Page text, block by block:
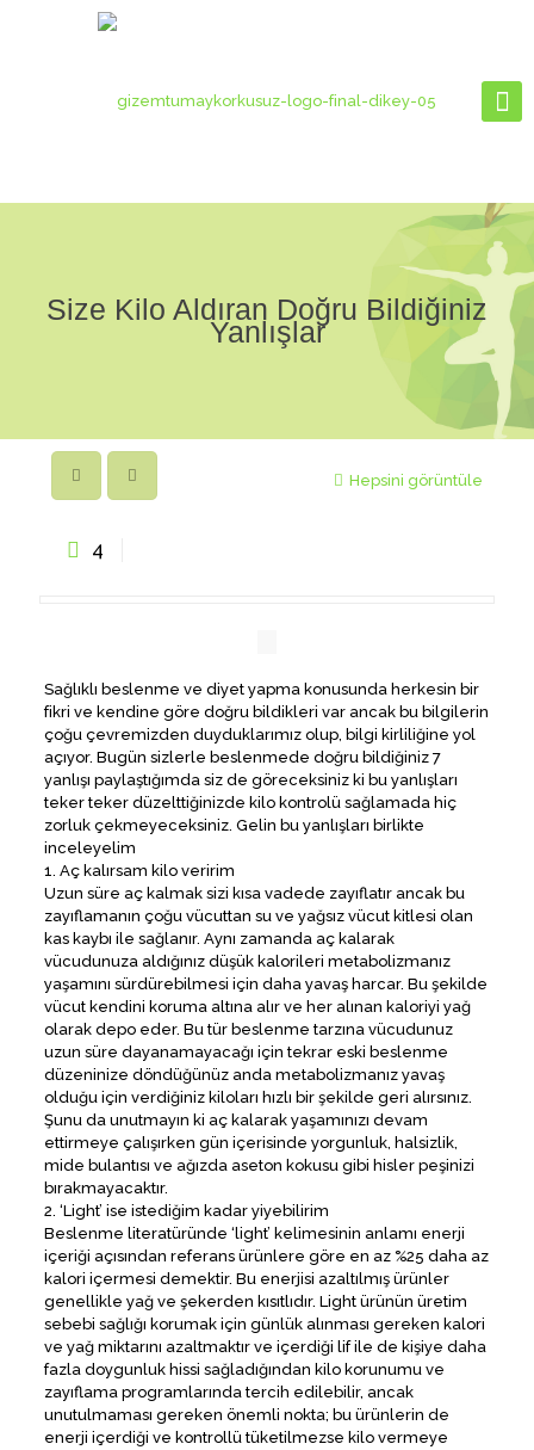
Size Kilo Aldıran Doğru Bildiğiniz
Yanlışlar
Hepsini görüntüle
4
Sağlıklı beslenme ve diyet yapma konusunda herkesin bir
fikri ve kendine göre doğru bildikleri var ancak bu bilgilerin
çoğu çevremizden duyduklarımız olup, bilgi kirliliğine yol
açıyor. Bugün sizlerle beslenmede doğru bildiğiniz 7
yanlışı paylaştığımda siz de göreceksiniz ki bu yanlışları
teker teker düzelttiğinizde kilo kontrolü sağlamada hiç
zorluk çekmeyeceksiniz. Gelin bu yanlışları birlikte
inceleyelim
1. Aç kalırsam kilo veririm
Uzun süre aç kalmak sizi kısa vadede zayıflatır ancak bu
zayıflamanın çoğu vücuttan su ve yağsız vücut kitlesi olan
kas kaybı ile sağlanır. Aynı zamanda aç kalarak
vücudunuza aldığınız düşük kalorileri metabolizmanız
yaşamını sürdürebilmesi için daha yavaş harcar. Bu şekilde
vücut kendini koruma altına alır ve her alınan kaloriyi yağ
olarak depo eder. Bu tür beslenme tarzına vücudunuz
uzun süre dayanamayacağı için tekrar eski beslenme
düzeninize döndüğünüz anda metabolizmanız yavaş
olduğu için verdiğiniz kiloları hızlı bir şekilde geri alırsınız.
Şunu da unutmayın ki aç kalarak yaşamınızı devam
ettirmeye çalışırken gün içerisinde yorgunluk, halsizlik,
mide bulantısı ve ağızda aseton kokusu gibi hisler peşinizi
bırakmayacaktır.
2. ‘Light’ ise istediğim kadar yiyebilirim
Beslenme literatüründe ‘light’ kelimesinin anlamı enerji
içeriği açısından referans ürünlere göre en az %25 daha az
kalori içermesi demektir. Bu enerjisi azaltılmış ürünler
genellikle yağ ve şekerden kısıtlıdır. Light ürünün üretim
sebebi sağlığı korumak için günlük alınması gereken kalori
ve yağ miktarını azaltmaktır ve içerdiği lif ile de kişiye daha
fazla doygunluk hissi sağladığından kilo korunumu ve
zayıflama programlarında tercih edilebilir, ancak
unutulmaması gereken önemli nokta; bu ürünlerin de
enerji içerdiği ve kontrollü tüketilmezse kilo vermeye